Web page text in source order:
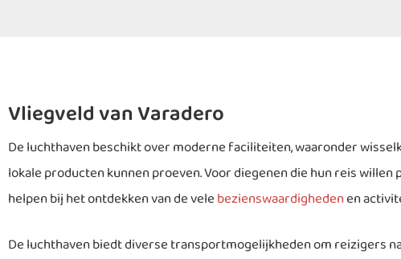
Vliegveld van Varadero
De luchthaven beschikt over moderne faciliteiten, waaronder
lokale producten kunnen proeven. Voor diegenen die hun reis
helpen bij het ontdekken van de velebezienswaardighedenen
De luchthaven biedt diverse transportmogelijkheden om reizigers